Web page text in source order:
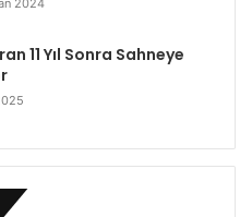
2024
11 Yıl Sonra Sahneye